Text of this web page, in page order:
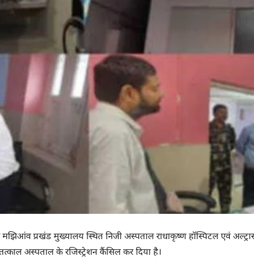
प्रखंड मुख्यालय स्थित निजी अस्पताल राधाकृष्ण हॉस्पिटल एवं
अस्पताल के रजिस्ट्रेशन कैंसिल कर दिया है।